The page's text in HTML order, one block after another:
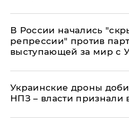
В России начались
репрессии" против
выступающей за мир с
Украинские дроны
НПЗ – власти признали